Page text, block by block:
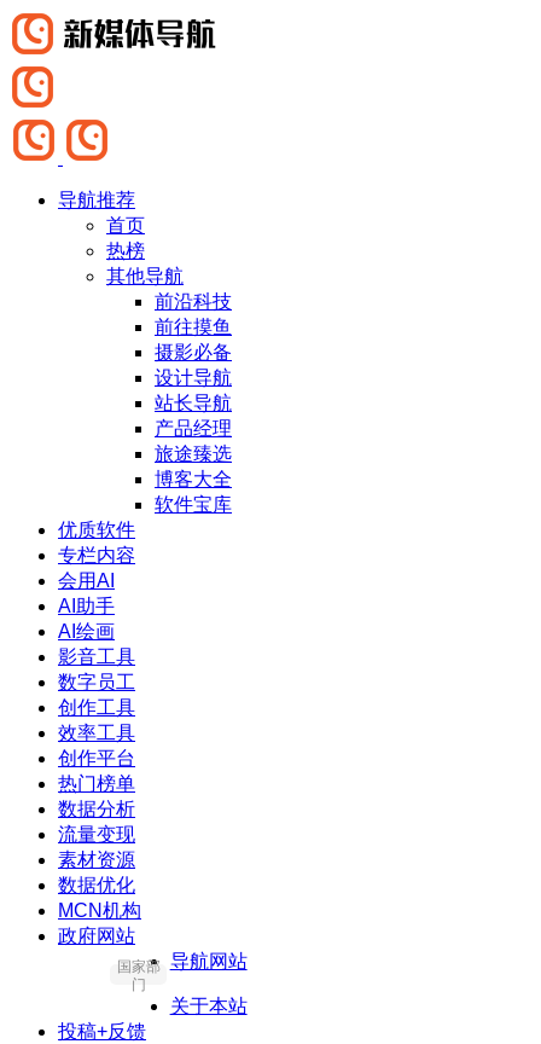
导航推荐
首页
热榜
其他导航
前沿科技
前往摸鱼
摄影必备
设计导航
站长导航
产品经理
旅途臻选
博客大全
软件宝库
优质软件
专栏内容
会用AI
AI助手
AI绘画
影音工具
数字员工
创作工具
效率工具
创作平台
热门榜单
数据分析
流量变现
素材资源
数据优化
MCN机构
政府网站
国家部
门
导航网站
关于本站
投稿+反馈